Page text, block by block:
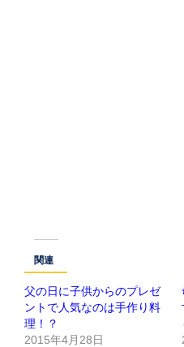
関連
父の日に子供からのプレゼ
ントで人気なのは手作り料
理！？
2015年4月28日